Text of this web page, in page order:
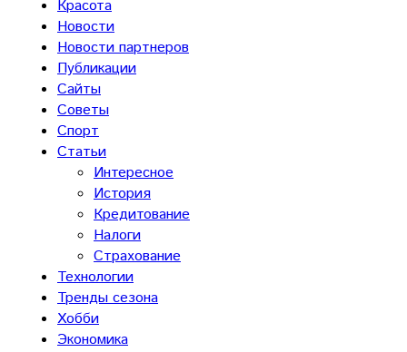
Красота
Новости
Новости партнеров
Публикации
Сайты
Советы
Спорт
Статьи
Интересное
История
Кредитование
Налоги
Страхование
Технологии
Тренды сезона
Хобби
Экономика